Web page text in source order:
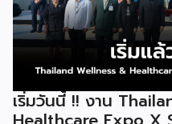
รัฐมนตรีประจำสำนักนายกรั
เสริมวิสาหกิจขนาดกลางและ
หน่วยงานภาครัฐ ภาคเอกชน
ร่วม นางศุภจี กล่าวว่า โครง
กระทรวงพาณิชย์ และ สสว.
ค่าครองชีพของประชาชนควบ
เริ่มวันนี้ !! งาน